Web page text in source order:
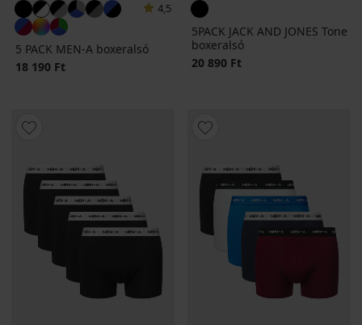
4,5
5 PACK MEN-A boxeralsó
18 190 Ft
5PACK JACK AND JONES Tone
boxeralsó
20 890 Ft